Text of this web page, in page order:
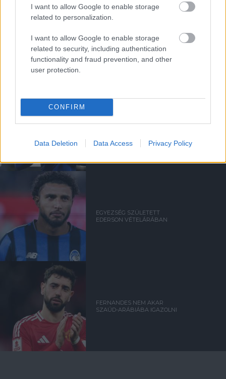
I want to allow Google to enable storage
related to personalization.
I want to allow Google to enable storage
related to security, including authentication
functionality and fraud prevention, and other
user protection.
CONFIRM
Data Deletion Data Access Privacy Policy
TÁRGYALÁSOKAT FOLYTAT A
UNITED TIELEMANSRÓL
MEGEGYEZETT A UNITED A
EGYEZSÉG SZÜLETETT
EDERSON VÉTELÁRÁBAN
FERNANDES NEM AKAR
SZAÚD-ARÁBIÁBA IGAZOLNI